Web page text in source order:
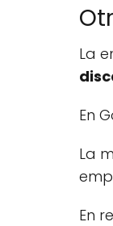
La
En
La
En